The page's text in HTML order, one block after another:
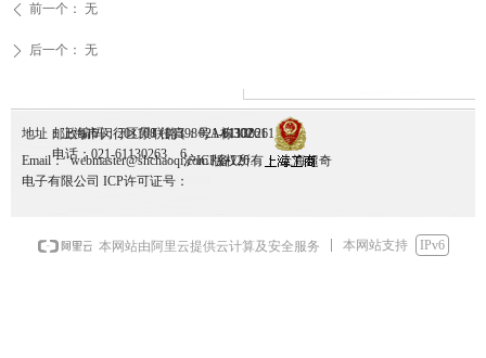
ꄴ 前一个： 无
ꄲ 后一个： 无
Email： webmaster@shchaoqi.com 版权所有： 上海超奇
电子有限公司 ICP许可证号：
邮政编码：201108 传真：021-61130261
电话：021-61130263、6
地址：上海市闵行区景联路398号A栋302
沪ICP备12036095号-1
1130261
本网站由阿里云提供云计算及安全服务 本网站支持 IPv6